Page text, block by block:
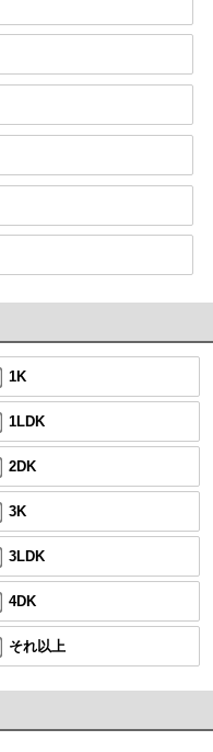
1K
1LDK
2DK
3K
3LDK
4DK
それ以上